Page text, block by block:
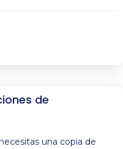
de
una copia de